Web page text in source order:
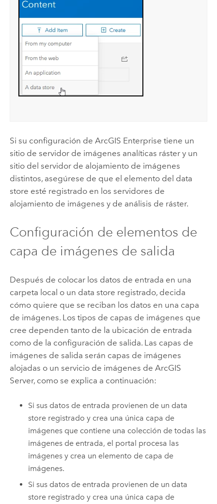
Si su configuración de ArcGIS Enterprise tiene un
sitio de servidor de imágenes analíticas ráster y un
sitio del servidor de alojamiento de imágenes
distintos, asegúrese de que el elemento del data
store esté registrado en los servidores de
alojamiento de imágenes y de análisis de ráster.
Configuración de elementos de
capa de imágenes de salida
Después de colocar los datos de entrada en una
carpeta local o un data store registrado, decida
cómo quiere que se reciban los datos en una capa
de imágenes. Los tipos de capas de imágenes que
cree dependen tanto de la ubicación de entrada
como de la configuración de salida. Las capas de
imágenes de salida serán capas de imágenes
alojadas o un servicio de imágenes de ArcGIS
Server, como se explica a continuación:
Si sus datos de entrada provienen de un data
store registrado y crea una única capa de
imágenes que contiene una colección de todas las
imágenes de entrada, el portal procesa las
imágenes y crea un elemento de capa de
imágenes.
Si sus datos de entrada provienen de un data
store registrado y crea una única capa de